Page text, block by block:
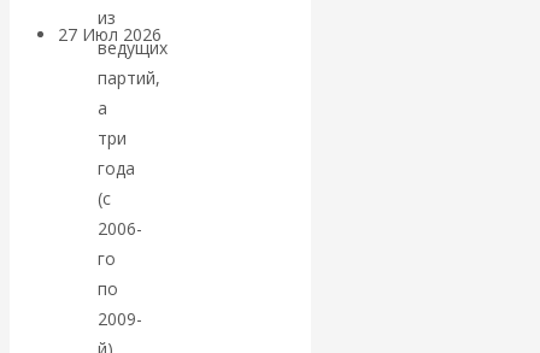
27 Июл 2026
валютная система
Валентин
КАтасонов.
«МЕТОД
ОТМЫВАНИЯ
из
ведущих
партий,
а
три
года
(с
2006-
го
по
2009-